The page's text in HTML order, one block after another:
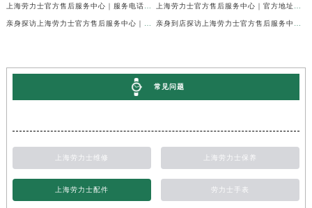
常见问题
上海劳力士维修 上海劳力士保养
上海劳力士配件 劳力士手表